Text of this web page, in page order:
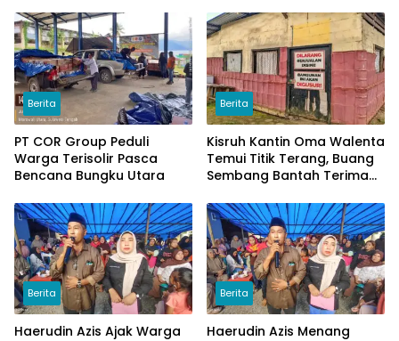
Berita
PT COR Group Peduli
Warga Terisolir Pasca
Bencana Bungku Utara
Berita
Kisruh Kantin Oma Walenta
Temui Titik Terang, Buang
Sembang Bantah Terima
Berita
Haerudin Azis Ajak Warga
Berita
Haerudin Azis Menang